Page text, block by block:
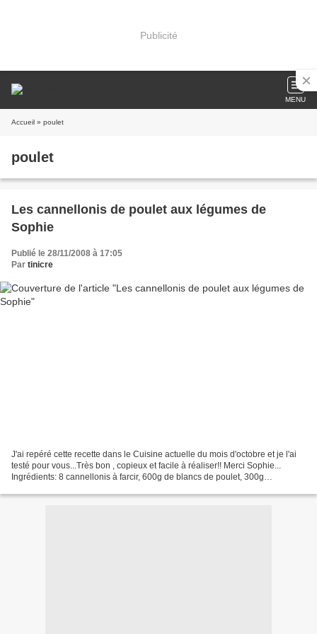
Publicité
MENU
Accueil » poulet
poulet
Les cannellonis de poulet aux légumes de
Sophie
Publié le 28/11/2008 à 17:05
Par tinicre
J'ai repéré cette recette dans le Cuisine actuelle du mois d'octobre et je l'ai
testé pour vous...Très bon , copieux et facile à réaliser!! Merci Sophie...
Ingrédients: 8 cannellonis à farcir, 600g de blancs de poulet, 300g